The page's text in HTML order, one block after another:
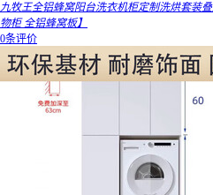
九牧王全铝蜂窝阳台洗衣机柜定制洗烘套装
物柜 全铝蜂窝板】
0条评价